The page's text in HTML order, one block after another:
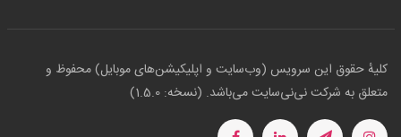
کلیهٔ حقوق این سرویس (وب‌سایت و اپلیکیشن‌های موبایل) محفوظ و
متعلق به شرکت نی‌نی‌سایت می‌باشد. (نسخه: 1.5.0)